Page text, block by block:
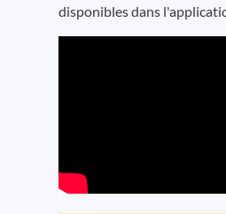
disponibles dans